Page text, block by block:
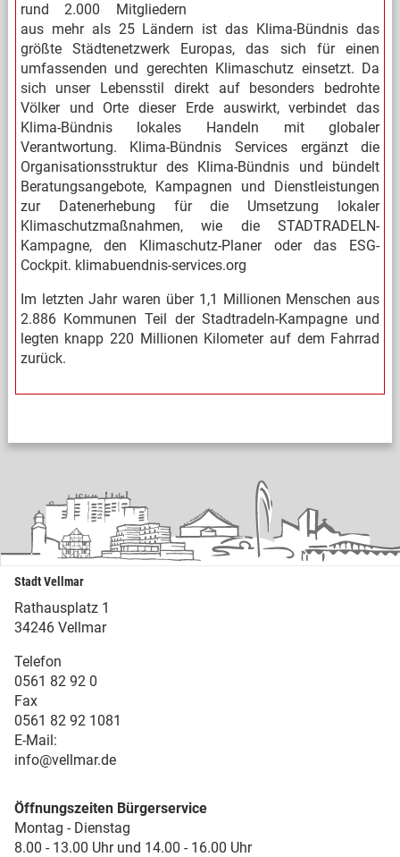
rund 2.000 Mitgliedern
aus mehr als 25 Ländern ist das Klima-Bündnis das
größte Städtenetzwerk Europas, das sich für einen
umfassenden und gerechten Klimaschutz einsetzt. Da
sich unser Lebensstil direkt auf besonders bedrohte
Völker und Orte dieser Erde auswirkt, verbindet das
Klima-Bündnis lokales Handeln mit globaler
Verantwortung. Klima-Bündnis Services ergänzt die
Organisationsstruktur des Klima-Bündnis und bündelt
Beratungsangebote, Kampagnen und Dienstleistungen
zur Datenerhebung für die Umsetzung lokaler
Klimaschutzmaßnahmen, wie die STADTRADELN-
Kampagne, den Klimaschutz-Planer oder das ESG-
Cockpit. klimabuendnis-services.org
Im letzten Jahr waren über 1,1 Millionen Menschen aus
2.886 Kommunen Teil der Stadtradeln-Kampagne und
legten knapp 220 Millionen Kilometer auf dem Fahrrad
zurück.
Stadt Vellmar
Rathausplatz 1
34246 Vellmar
Telefon
0561 82 92 0
Fax
0561 82 92 1081
E-Mail:
info@vellmar.de
Öffnungszeiten Bürgerservice
Montag - Dienstag
8.00 - 13.00 Uhr und 14.00 - 16.00 Uhr